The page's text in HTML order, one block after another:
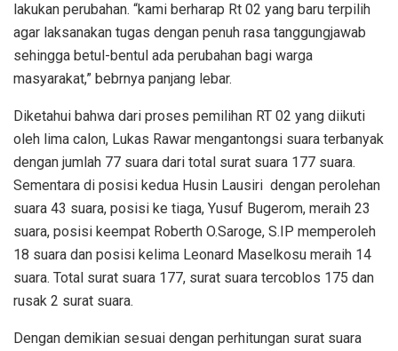
lakukan perubahan. “kami berharap Rt 02 yang baru terpilih
agar laksanakan tugas dengan penuh rasa tanggungjawab
sehingga betul-bentul ada perubahan bagi warga
masyarakat,” bebrnya panjang lebar.
Diketahui bahwa dari proses pemilihan RT 02 yang diikuti
oleh lima calon, Lukas Rawar mengantongsi suara terbanyak
dengan jumlah 77 suara dari total surat suara 177 suara.
Sementara di posisi kedua Husin Lausiri dengan perolehan
suara 43 suara, posisi ke tiaga, Yusuf Bugerom, meraih 23
suara, posisi keempat Roberth O.Saroge, S.IP memperoleh
18 suara dan posisi kelima Leonard Maselkosu meraih 14
suara. Total surat suara 177, surat suara tercoblos 175 dan
rusak 2 surat suara.
Dengan demikian sesuai dengan perhitungan surat suara